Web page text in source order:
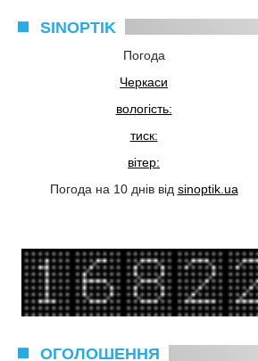
SINOPTIK
Погода
Черкаси
вологість:
тиск:
вітер:
Погода на 10 днів від sinoptik.ua
ОГОЛОШЕННЯ